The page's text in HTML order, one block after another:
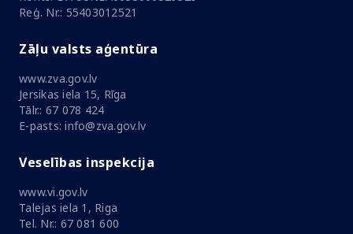
Reģ. Nr.: 55403012521
Zāļu valsts aģentūra
www.zva.gov.lv
Jersikas iela 15, Rīga
Tālr.: 67 078 424
E-pasts: info@zva.gov.lv
Veselības inspekcija
www.vi.gov.lv
Talejas iela 1, Riga
Tel. Nr.: 67 081 600